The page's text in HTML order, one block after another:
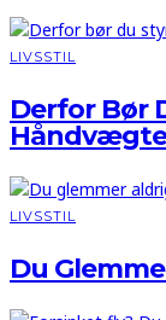
LIVSSTIL
Derfor Bør
LIVSSTIL
Du